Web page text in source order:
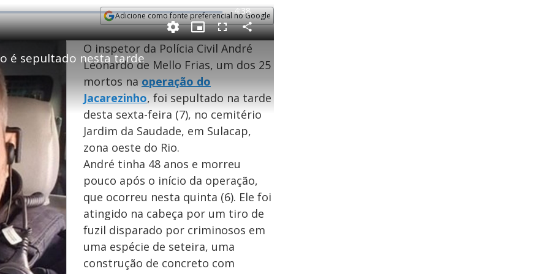
Adicione como fonte preferencial no Google
Opens in new window
P
l
a
y
V
é sepultado nesta tarde
R
e
m
a
i
i
n
g
i
m
e
-4:38
e
l
c
i
d
a
e
P
i
c
t
u
r
-
i
n
-
P
c
u
r
F
u
l
s
c
C
o
m
p
r
a
r
O inspetor da Polícia Civil André
Leonardo de Mello Frias, um dos 25
mortos na operação do
Jacarezinho, foi sepultado na tarde
desta sexta-feira (7), no cemitério
Jardim da Saudade, em Sulacap,
zona oeste do Rio.
André tinha 48 anos e morreu
pouco após o início da operação,
que ocorreu nesta quinta (6). Ele foi
atingido na cabeça por um tiro de
fuzil disparado por criminosos em
uma espécie de seteira, uma
construção de concreto com